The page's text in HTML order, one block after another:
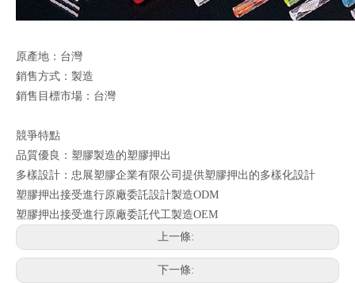
原產地：台灣
銷售方式：製造
銷售目標市場：台灣
競爭特點
品質優良：塑膠製造的塑膠押出
多樣設計：忠展塑膠企業有限公司提供塑膠押出的多樣化設計
塑膠押出接受進行原廠委託設計製造ODM
塑膠押出接受進行原廠委託代工製造OEM
上一條:
下一條: